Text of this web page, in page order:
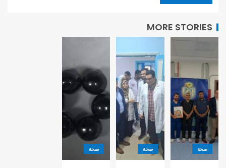
MORE STORIES
صحة صحة صحة